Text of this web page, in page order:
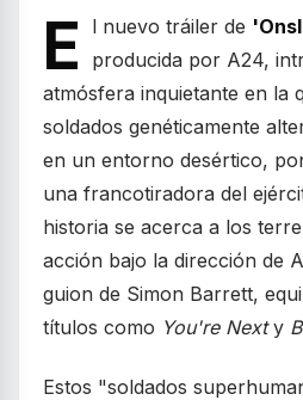
E l nuevo tráiler de
producida por A24,
atmósfera inquietante en la
soldados genéticamente
en un entorno desértico,
una francotiradora del
historia se acerca a los
acción bajo la dirección de
guion de Simon Barrett,
títulos como You're Nexty
Estos "soldados